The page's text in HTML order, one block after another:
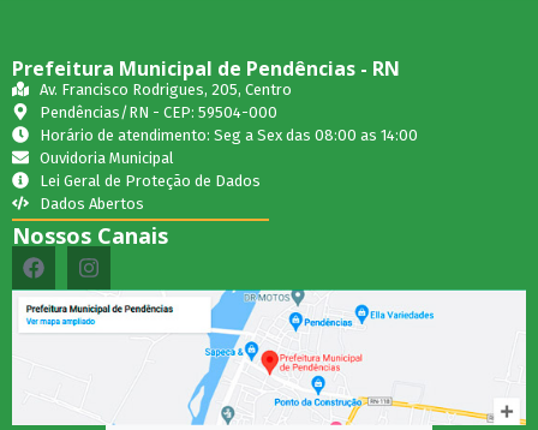
Prefeitura Municipal de Pendências - RN
Av. Francisco Rodrigues, 205, Centro
Pendências/RN - CEP: 59504-000
Horário de atendimento: Seg a Sex das 08:00 as 14:00
Ouvidoria Municipal
Lei Geral de Proteção de Dados
Dados Abertos
Nossos Canais